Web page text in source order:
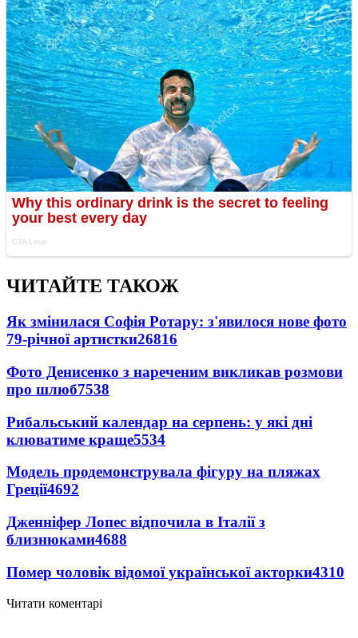
ЧИТАЙТЕ ТАКОЖ
Як змінилася Софія Ротару: з'явилося нове фото
79-річної артистки26816
Фото Денисенко з нареченим викликав розмови
про шлюб7538
Рибальський календар на серпень: у які дні
клюватиме краще5534
Модель продемонструвала фігуру на пляжах
Греції4692
Дженніфер Лопес відпочила в Італії з
близнюками4688
Помер чоловік відомої української акторки4310
Читати коментарі